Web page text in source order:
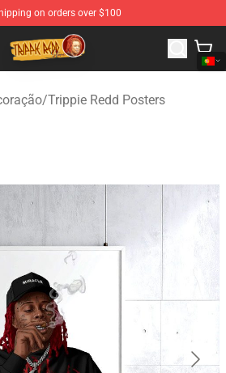
on orders over $100
- Official Trippie Redd Merchandise
/Trippie Redd Posters